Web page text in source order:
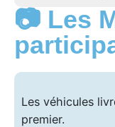
📷 Les
Les véhicules
premier.